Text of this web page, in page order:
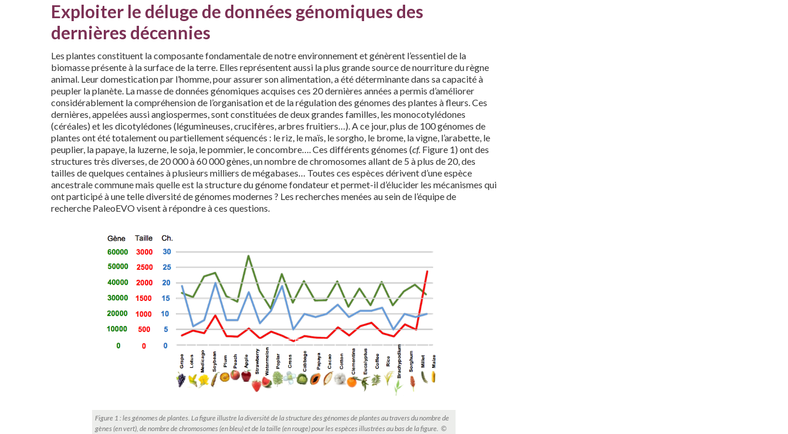
Exploiter le déluge de données génomiques des
dernières décennies
Les plantes constituent la composante fondamentale de notre environnement et génèrent l’essentiel de la
biomasse présente à la surface de la terre. Elles représentent aussi la plus grande source de nourriture du règne
animal. Leur domestication par l’homme, pour assurer son alimentation, a été déterminante dans sa capacité à
peupler la planète. La masse de données génomiques acquises ces 20 dernières années a permis d’améliorer
considérablement la compréhension de l’organisation et de la régulation des génomes des plantes à fleurs. Ces
dernières, appelées aussi angiospermes, sont constituées de deux grandes familles, les monocotylédones
(céréales) et les dicotylédones (légumineuses, crucifères, arbres fruitiers…). A ce jour, plus de 100 génomes de
plantes ont été totalement ou partiellement séquencés : le riz, le maïs, le sorgho, le brome, la vigne, l’arabette, le
peuplier, la papaye, la luzerne, le soja, le pommier, le concombre…. Ces différents génomes (cf. Figure 1) ont des
structures très diverses, de 20 000 à 60 000 gènes, un nombre de chromosomes allant de 5 à plus de 20, des
tailles de quelques centaines à plusieurs milliers de mégabases… Toutes ces espèces dérivent d’une espèce
ancestrale commune mais quelle est la structure du génome fondateur et permet-il d’élucider les mécanismes qui
ont participé à une telle diversité de génomes modernes ? Les recherches menées au sein de l’équipe de
recherche PaleoEVO visent à répondre à ces questions.
Figure 1 : les génomes de plantes. La figure illustre la diversité de la structure des génomes de plantes au travers du nombre de
gènes (en vert), de nombre de chromosomes (en bleu) et de la taille (en rouge) pour les espèces illustrées au bas de la figure. ©